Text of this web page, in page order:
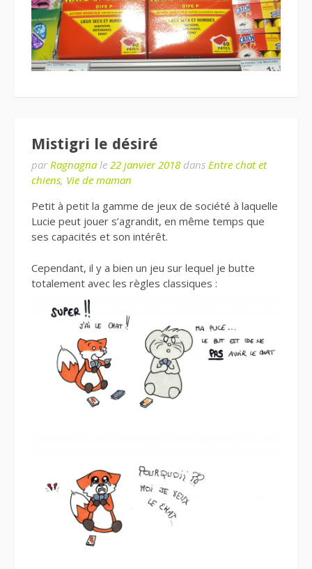
Mistigri le désiré
par Ragnagna le 22 janvier 2018 dans Entre chat et
chiens, Vie de maman
Petit à petit la gamme de jeux de société à laquelle
Lucie peut jouer s’agrandit, en même temps que
ses capacités et son intérêt.
Cependant, il y a bien un jeu sur lequel je butte
totalement avec les règles classiques :